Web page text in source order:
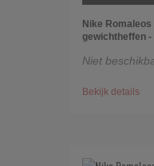
Nike
gewichtheffen -
Niet
Bekijk details